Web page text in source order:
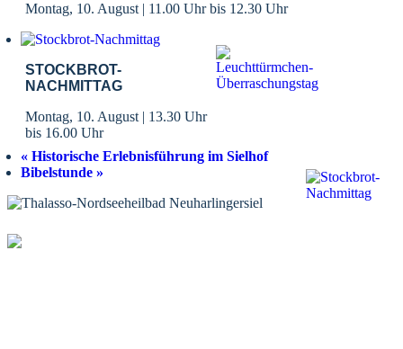
Montag, 10. August | 11.00 Uhrbis 12.30 Uhr
STOCKBROT-
NACHMITTAG
Montag, 10. August | 13.30 Uhr
bis 16.00 Uhr
« Historische Erlebnisführung im Sielhof
Bibelstunde »